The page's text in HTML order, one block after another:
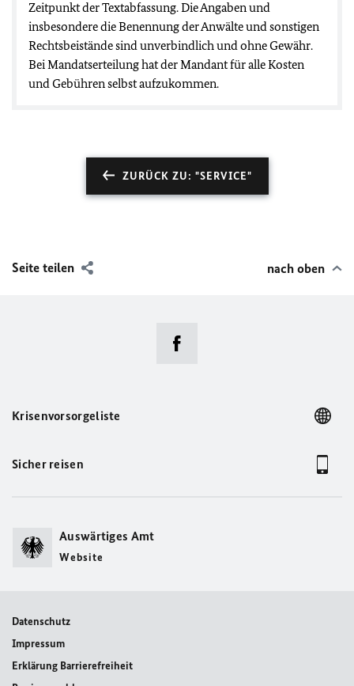
Zeitpunkt der Textabfassung. Die Angaben und
insbesondere die Benennung der Anwälte und sonstigen
Rechtsbeistände sind unverbindlich und ohne Gewähr.
Bei Mandatserteilung hat der Mandant für alle Kosten
und Gebühren selbst aufzukommen.
ZURÜCK ZU: "SERVICE"
Seite teilen nach oben
Krisenvorsorgeliste
Sicher reisen
Auswärtiges Amt
Website
Datenschutz
Impressum
Erklärung Barrierefreiheit